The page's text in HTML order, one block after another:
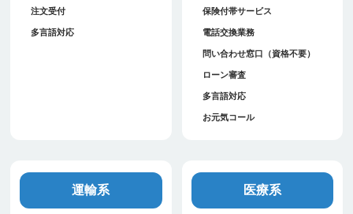
注文受付
多言語対応
保険付帯サービス
電話交換業務
問い合わせ窓口（資格不要）
ローン審査
多言語対応
お元気コール
運輸系 医療系